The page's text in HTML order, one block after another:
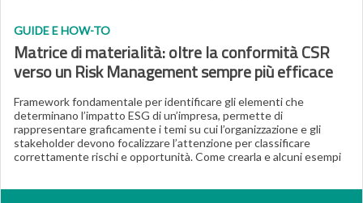
GUIDE E HOW-TO
Matrice di materialità: oltre la conformità CSR
verso un Risk Management sempre più efficace
Framework fondamentale per identificare gli elementi che
determinano l’impatto ESG di un’impresa, permette di
rappresentare graficamente i temi su cui l’organizzazione e gli
stakeholder devono focalizzare l’attenzione per classificare
correttamente rischi e opportunità. Come crearla e alcuni esempi